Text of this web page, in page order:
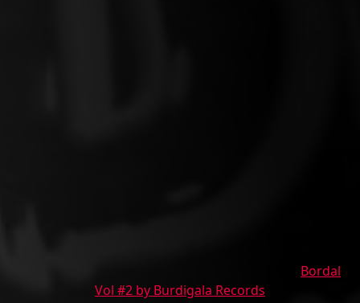
Bordal
Vol #2 by Burdigala Records